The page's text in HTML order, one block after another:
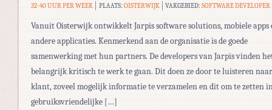
32-40 UUR PER WEEK PLAATS: OISTERWIJK VAKGEBIED:SOFTWARE DEVELOPER
Vanuit Oisterwijk ontwikkelt Jarpis software solutions, mobiele apps
andere applicaties. Kenmerkend aan de organisatie is de goede
samenwerking met hun partners. De developers van Jarpis vinden
belangrijk kritisch te werk te gaan. Dit doen ze door te luisteren
klant, zoveel mogelijk informatie te verzamelen en dit om te zetten
gebruiksvriendelijke […]